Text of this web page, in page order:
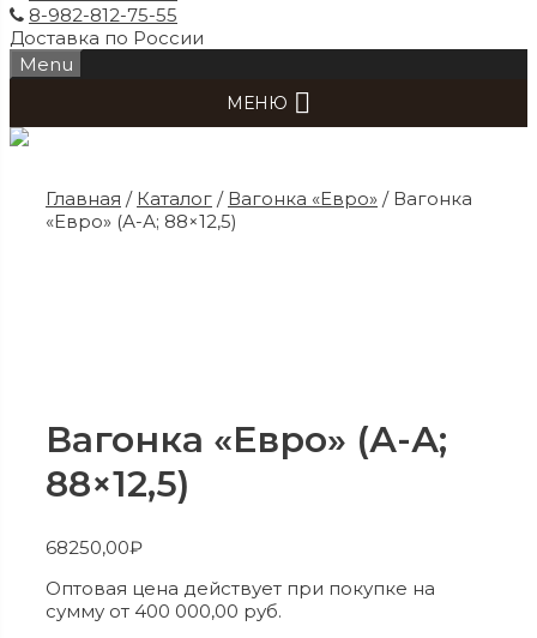
8-982-812-75-55
Доставка по России
Menu
МЕНЮ
Главная / Каталог / Вагонка «Евро» / Вагонка
«Евро» (А-А; 88×12,5)
Вагонка «Евро» (А-А;
88×12,5)
68250,00₽
Оптовая цена действует при покупке на
сумму от 400 000,00 руб.